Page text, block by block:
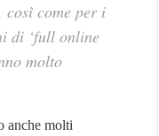
come per i
di ‘full online
molto
anche molti